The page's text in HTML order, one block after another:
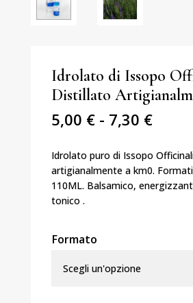
Idrolato di Issopo
Distillato
5,00 € - 7,30 €Fascia
da
5,00
a
Idrolato puro di Issopo
artigianalmente a km0.
110ML. Balsamico,
tonico .
Formato